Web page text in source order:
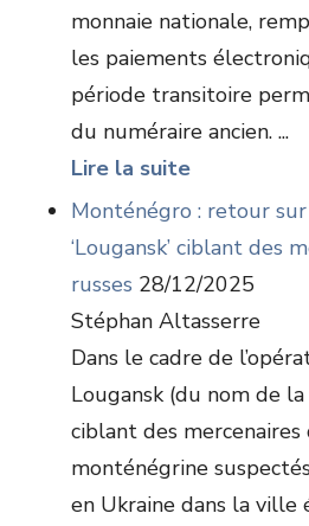
monnaie nationale,
les paiements
période transitoire
du numéraire ancien. ...
Lire la suite
Monténégro : retour sur
‘Lougansk’ ciblant des
russes 28/12/2025
Stéphan Altasserre
Dans le cadre de
Lougansk (du nom de
ciblant des
monténégrine
en Ukraine dans la ville